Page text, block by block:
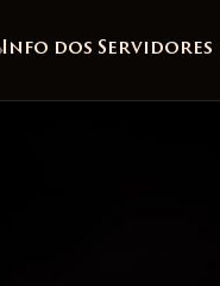
Info dos Servidores